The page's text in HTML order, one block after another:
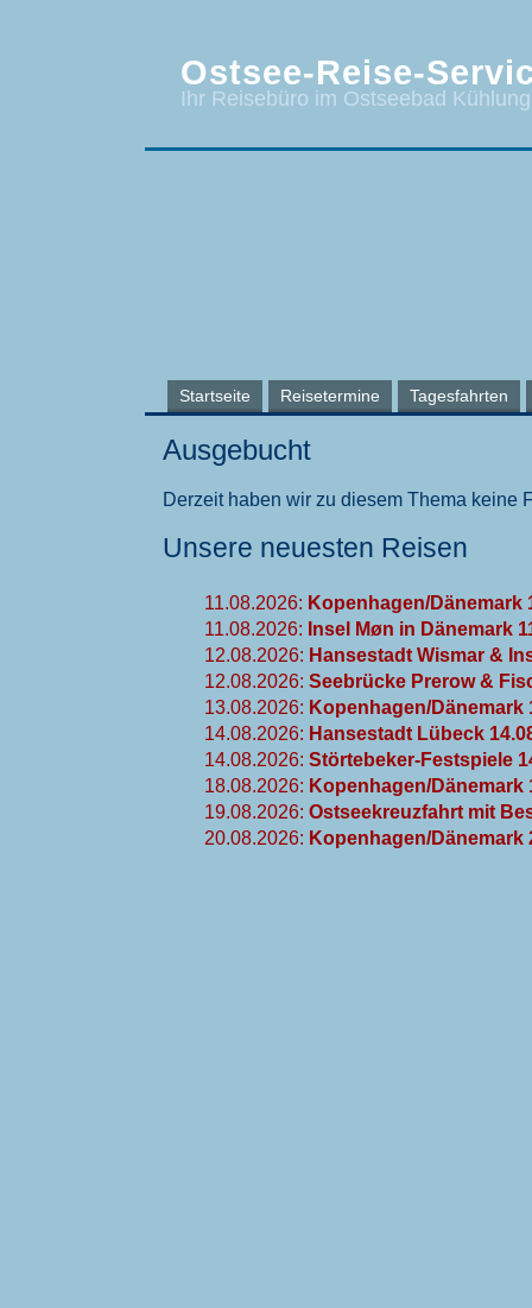
Ostsee-Reise-
Ihr Reisebüro im Ostseebad
Startseite Reisetermine Tagesfahrten
Ausgebucht
Derzeit haben wir zu diesem Thema keine
Unsere neuesten Reisen
11.08.2026: Kopenhagen/Dänemark
11.08.2026: Insel Møn in Dänemark
12.08.2026: Hansestadt Wismar &
12.08.2026: Seebrücke Prerow &
13.08.2026: Kopenhagen/Dänemark
14.08.2026: Hansestadt Lübeck
14.08.2026: Störtebeker-Festspiele
18.08.2026: Kopenhagen/Dänemark
19.08.2026: Ostseekreuzfahrt mit
20.08.2026: Kopenhagen/Dänemark